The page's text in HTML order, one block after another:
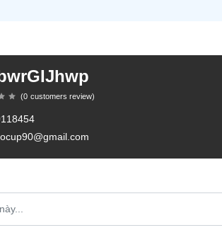
(0 customers review)